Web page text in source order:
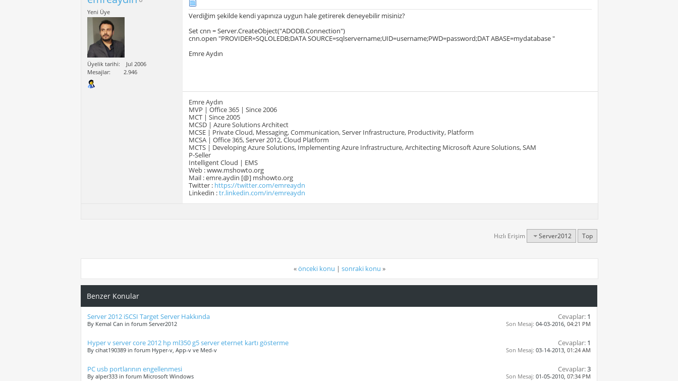
Yeni Üye
Üyelik tarihi
Jul 2006
Mesajlar
2.946
Verdiğim şekilde kendi yapınıza uygun hale getirerek deneyebilir misiniz?
Set cnn = Server.CreateObject("ADODB.Connection")
cnn.open "PROVIDER=SQLOLEDB;DATA SOURCE=sqlservername;UID=username;PWD=password;DAT ABASE=mydatabase "
Emre Aydın
Emre Aydın
MVP | Office 365 | Since 2006
MCT | Since 2005
MCSD | Azure Solutions Architect
MCSE | Private Cloud, Messaging, Communication, Server Infrastructure, Productivity, Platform
MCSA | Office 365, Server 2012, Cloud Platform
MCTS | Developing Azure Solutions, Implementing Azure Infrastructure, Architecting Microsoft Azure Solutions, SAM
P-Seller
Intelligent Cloud | EMS
Web : www.mshowto.org
Mail : emre.aydin [@] mshowto.org
Twitter : https://twitter.com/emreaydn
Linkedin :tr.linkedin.com/in/emreaydn
Hızlı Erişim Server2012 Top
«önceki konu | sonraki konu »
Benzer Konular
Server 2012 iSCSI Target Server Hakkında
By Kemal Can in forum Server2012
Cevaplar: 1
Son Mesaj: 04-03-2016, 04:21 PM
Hyper v server core 2012 hp ml350 g5 server eternet kartı gösterme
By cihat190389 in forum Hyper-v, App-v ve Med-v
Cevaplar: 1
Son Mesaj: 03-14-2013, 01:24 AM
PC usb portlarının engellenmesi
By alper333 in forum Microsoft Windows
Cevaplar:3
Son Mesaj: 01-05-2010, 07:34 PM